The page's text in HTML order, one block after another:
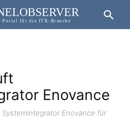
Portal für die ITK-Branche
Enovance
Enovance für